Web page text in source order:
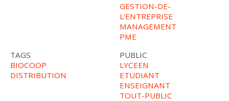
GESTION-DE-
L'ENTREPRISE
MANAGEMENT
PME
TAGS
BIOCOOP
DISTRIBUTION
PUBLIC
LYCEEN
ETUDIANT
ENSEIGNANT
TOUT-PUBLIC